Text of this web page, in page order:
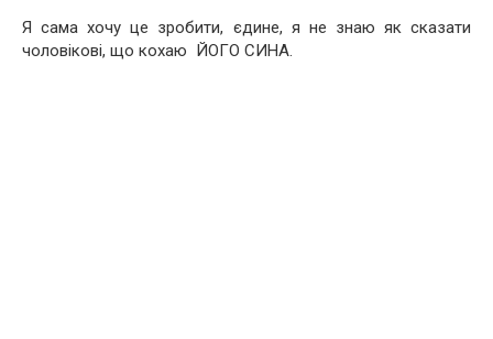
Я сама хочу це зробити, єдине, я не знаю як сказати
чоловікові, що кохаю ЙОГО СИНА.